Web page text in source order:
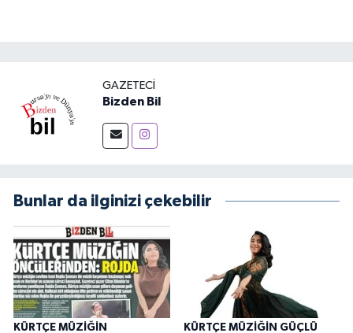
GAZETECI
Bizden Bil
Bunlar da ilginizi çekebilir
KÜRTÇE MÜZİĞİN KÜRTÇE MÜZİĞİN GÜÇLÜ